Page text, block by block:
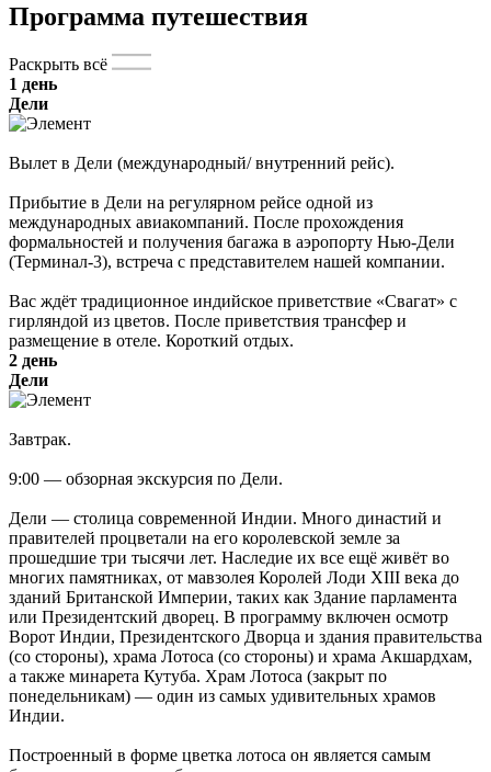
Программа путешествия
Раскрыть всё
1 день
Дели
Вылет в Дели (международный/ внутренний рейс).
Прибытие в Дели на регулярном рейсе одной из
международных авиакомпаний. После прохождения
формальностей и получения багажа в аэропорту Нью-Дели
(Терминал-3), встреча с представителем нашей компании.
Вас ждёт традиционное индийское приветствие «Свагат» с
гирляндой из цветов. После приветствия трансфер и
размещение в отеле. Короткий отдых.
2 день
Дели
Завтрак.
9:00 — обзорная экскурсия по Дели.
Дели — столица современной Индии. Много династий и
правителей процветали на его королевской земле за
прошедшие три тысячи лет. Наследие их все ещё живёт во
многих памятниках, от мавзолея Королей Лоди XIII века до
зданий Британской Империи, таких как Здание парламента
или Президентский дворец. В программу включен осмотр
Ворот Индии, Президентского Дворца и здания правительства
(со стороны), храма Лотоса (со стороны) и храма Акшардхам,
а также минарета Кутуба. Храм Лотоса (закрыт по
понедельникам) — один из самых удивительных храмов
Индии.
Построенный в форме цветка лотоса он является самым